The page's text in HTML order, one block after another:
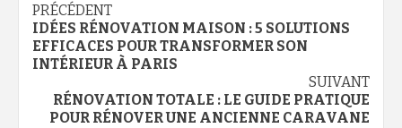
Navigation
d’article
PRÉCÉDENT
IDÉES RÉNOVATION MAISON : 5 SOLUTIONS
EFFICACES POUR TRANSFORMER SON
INTÉRIEUR À PARIS
SUIVANT
RÉNOVATION TOTALE : LE GUIDE PRATIQUE
POUR RÉNOVER UNE ANCIENNE CARAVANE